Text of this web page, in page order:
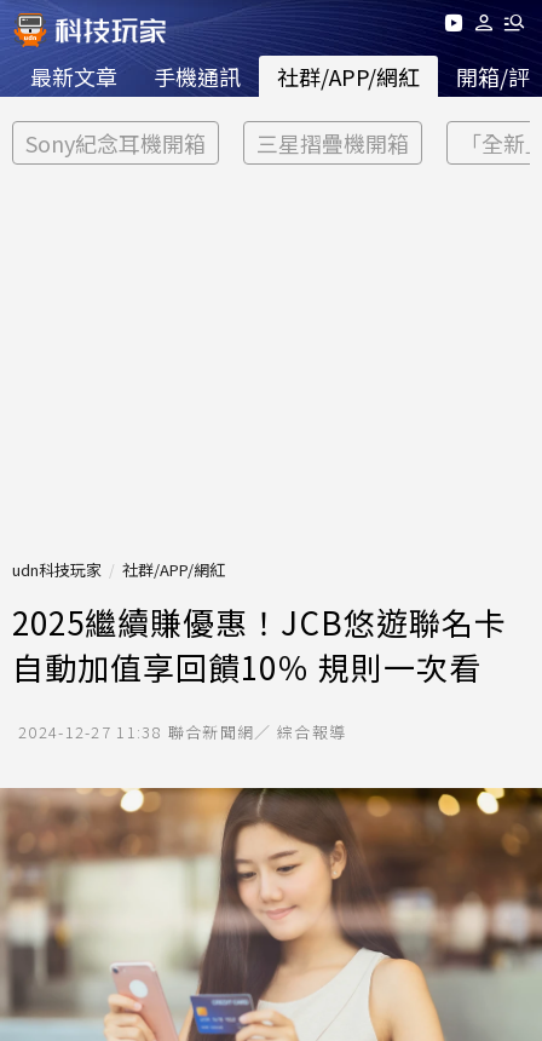
最新文章 手機通訊 社群/APP/網紅 開箱/評
Sony紀念耳機開箱 三星摺疊機開箱 「全新
udn科技玩家 社群/APP/網紅
2025繼續賺優惠！JCB悠遊聯名卡
自動加值享回饋10％ 規則一次看
2024-12-27 11:38 聯合新聞網／ 綜合報導